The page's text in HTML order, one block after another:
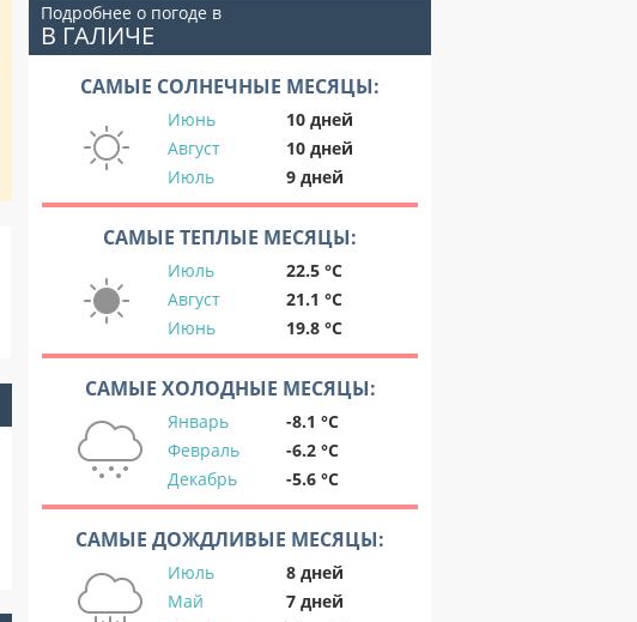
Подробнее о погоде в
В ГАЛИЧЕ
САМЫЕ СОЛНЕЧНЫЕ МЕСЯЦЫ:
Июнь
10 дней
Август
10 дней
Июль
9 дней
САМЫЕ ТЕПЛЫЕ МЕСЯЦЫ:
Июль
22.5 °C
Август
21.1 °C
Июнь
19.8 °C
САМЫЕ ХОЛОДНЫЕ МЕСЯЦЫ:
Январь
-8.1 °C
Февраль
-6.2 °C
Декабрь
-5.6 °C
САМЫЕ ДОЖДЛИВЫЕ МЕСЯЦЫ:
Июль
8 дней
Май
7 дней